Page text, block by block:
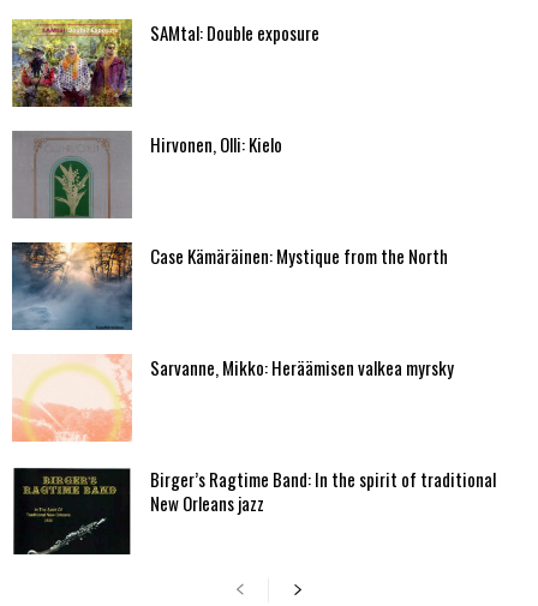
SAMtal: Double exposure
Hirvonen, Olli: Kielo
Case Kämäräinen: Mystique from the North
Sarvanne, Mikko: Heräämisen valkea myrsky
Birger’s Ragtime Band: In the spirit of traditional
New Orleans jazz